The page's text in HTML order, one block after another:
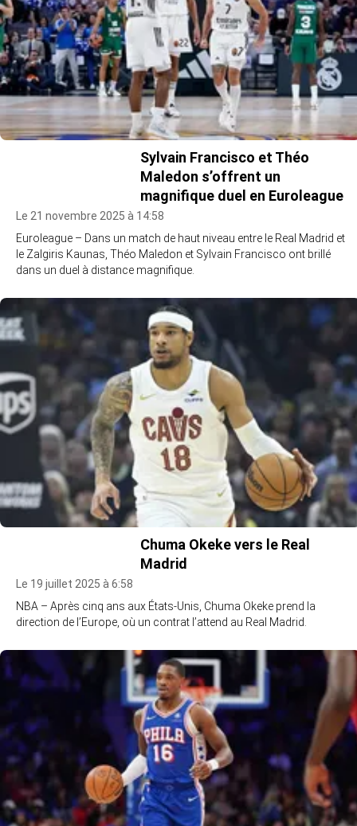
Sylvain Francisco et Théo
Maledon s’offrent un
magnifique duel en Euroleague
Le 21 novembre 2025 à 14:58
Euroleague – Dans un match de haut niveau entre le Real Madrid et
le Zalgiris Kaunas, Théo Maledon et Sylvain Francisco ont brillé
dans un duel à distance magnifique.
Chuma Okeke vers le Real
Madrid
Le 19 juillet 2025 à 6:58
NBA – Après cinq ans aux États-Unis, Chuma Okeke prend la
direction de l’Europe, où un contrat l’attend au Real Madrid.